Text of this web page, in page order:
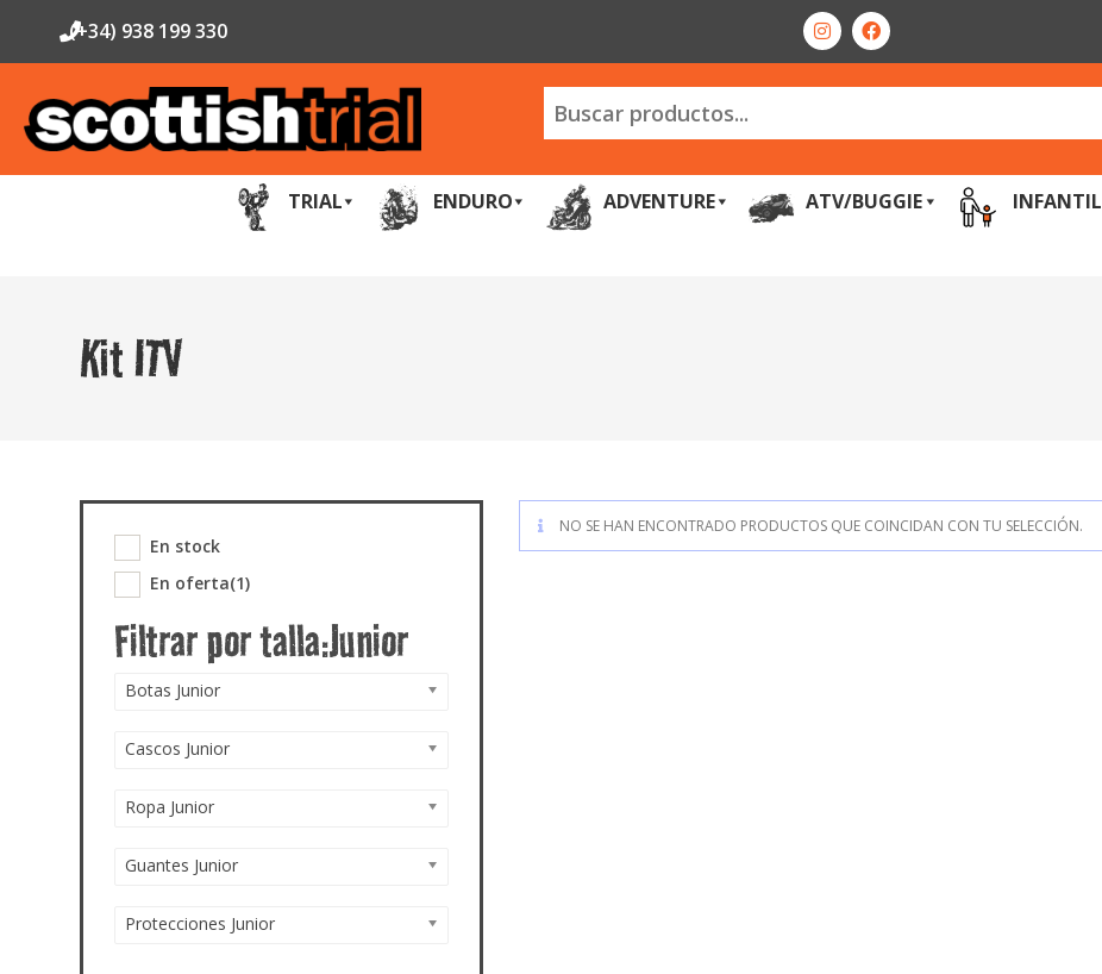
(+34) 938 199 330
TRIAL ENDURO ADVENTURE ATV/BUGGIE INFANTIL
Kit ITV
NO SE HAN ENCONTRADO PRODUCTOS QUE COINCIDAN CON TU SELECCIÓN.
En stock
En oferta(1)
Botas Junior
Cascos Junior
Ropa Junior
Guantes Junior
Protecciones Junior